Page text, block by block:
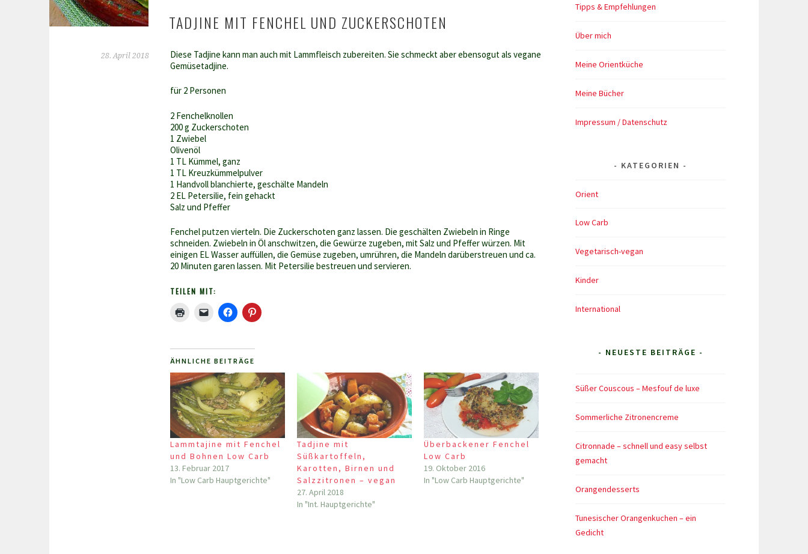
TADJINE MIT FENCHEL UND ZUCKERSCHOTEN
28. April 2018
Diese Tadjine kann man auch mit Lammfleisch zubereiten. Sie schmeckt aber ebensogut als vegane
Gemüsetadjine.
für 2 Personen
2 Fenchelknollen
200 g Zuckerschoten
1 Zwiebel
Olivenöl
1 TL Kümmel, ganz
1 TL Kreuzkümmelpulver
1 Handvoll blanchierte, geschälte Mandeln
2 EL Petersilie, fein gehackt
Salz und Pfeffer
Fenchel putzen vierteln. Die Zuckerschoten ganz lassen. Die geschälten Zwiebeln in Ringe
schneiden. Zwiebeln in Öl anschwitzen, die Gewürze zugeben, mit Salz und Pfeffer würzen. Mit
einigen EL Wasser auffüllen, die Gemüse zugeben, umrühren, die Mandeln darüberstreuen und ca.
20 Minuten garen lassen. Mit Petersilie bestreuen und servieren.
TEILEN MIT:
ÄHNLICHE BEITRÄGE
Lammtajine mit Fenchel
und Bohnen Low Carb
13. Februar 2017
In "Low Carb Hauptgerichte"
Tadjine mit
Süßkartoffeln,
Karotten, Birnen und
Salzzitronen – vegan
27. April 2018
In "Int. Hauptgerichte"
Überbackener Fenchel
Low Carb
19. Oktober 2016
In "Low Carb Hauptgerichte"
Tipps & Empfehlungen
Über mich
Meine Orientküche
Meine Bücher
Impressum / Datenschutz
KATEGORIEN
Orient
Low Carb
Vegetarisch-vegan
Kinder
International
- NEUESTE BEITRÄGE -
Süßer Couscous – Mesfouf de luxe
Sommerliche Zitronencreme
Citronnade – schnell und easy selbst
gemacht
Orangendesserts
Tunesischer Orangenkuchen – ein
Gedicht